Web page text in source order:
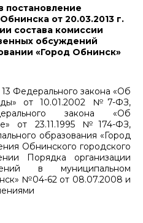
постановление
от 20.03.2013 г.
состава комиссии
обсуждений
«Город Обнинск»
Федерального закона «Об
от 10.01.2002 №7-ФЗ,
закона «Об
от 23.11.1995 №174-ФЗ,
образования «Город
Обнинского городского
Порядка организации
в муниципальном
№04-62 от 08.07.2008 и